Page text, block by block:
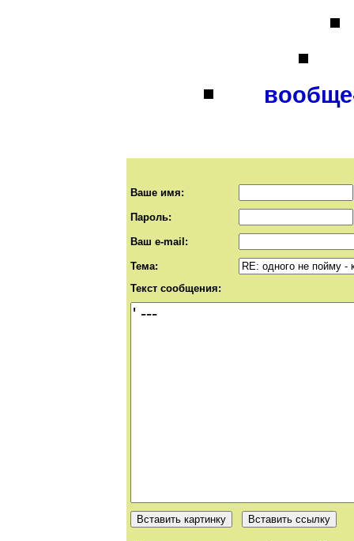
Ваше имя:
Пароль:
Ваш e-mail:
Тема:
Текст сообщения: